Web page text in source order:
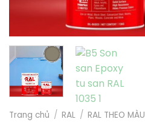
Trang chủ / RAL / RAL THEO MÀU